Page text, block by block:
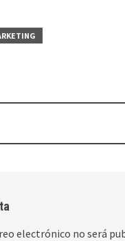
electrónico no será